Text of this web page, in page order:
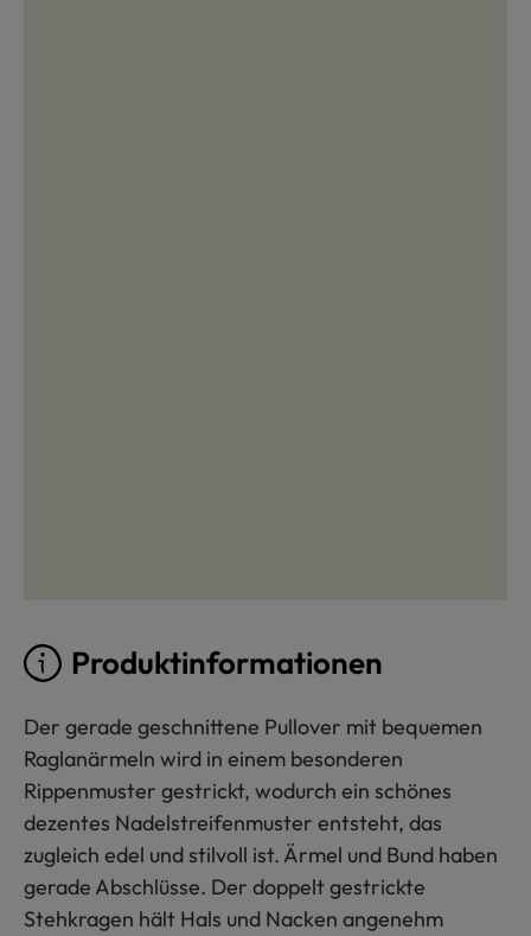
Produktinformationen
Der gerade geschnittene Pullover mit bequemen
Raglanärmeln wird in einem besonderen
Rippenmuster gestrickt, wodurch ein schönes
dezentes Nadelstreifenmuster entsteht, das
zugleich edel und stilvoll ist. Ärmel und Bund haben
gerade Abschlüsse. Der doppelt gestrickte
Stehkragen hält Hals und Nacken angenehm